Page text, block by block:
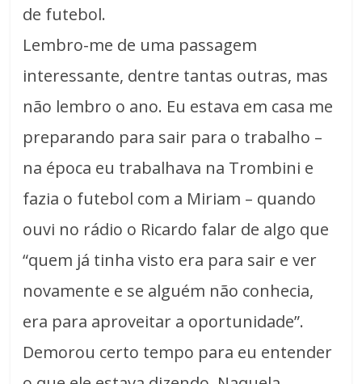
de futebol.
Lembro-me de uma passagem
interessante, dentre tantas outras, mas
não lembro o ano. Eu estava em casa me
preparando para sair para o trabalho –
na época eu trabalhava na Trombini e
fazia o futebol com a Miriam – quando
ouvi no rádio o Ricardo falar de algo que
“quem já tinha visto era para sair e ver
novamente e se alguém não conhecia,
era para aproveitar a oportunidade”.
Demorou certo tempo para eu entender